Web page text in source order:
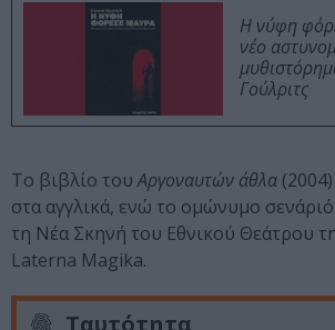
Η νύφη
νέο
Γούλριτς
Το βιβλίο τουΑργοναυτών άθλα
στα αγγλικά, ενώ το ομώνυμο
τη Νέα Σκηνή του Εθνικού Θεάτρου
Laterna Magika.